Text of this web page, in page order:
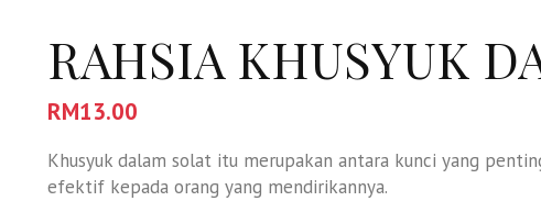
RAHSIA KHUSYUK
RM13.00
Khusyuk dalam solat itu merupakan antara kunci yang
efektif kepada orang yang mendirikannya.